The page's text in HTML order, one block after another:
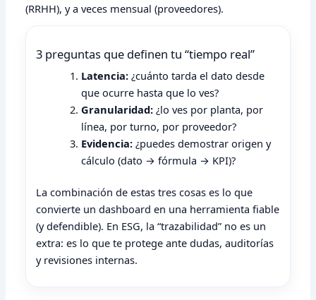
(RRHH), y a veces mensual (proveedores).
3 preguntas que definen tu “tiempo real”
Latencia: ¿cuánto tarda el dato desde
que ocurre hasta que lo ves?
Granularidad: ¿lo ves por planta, por
línea, por turno, por proveedor?
Evidencia: ¿puedes demostrar origen y
cálculo (dato → fórmula → KPI)?
La combinación de estas tres cosas es lo que
convierte un dashboard en una herramienta fiable
(y defendible). En ESG, la “trazabilidad” no es un
extra: es lo que te protege ante dudas, auditorías
y revisiones internas.